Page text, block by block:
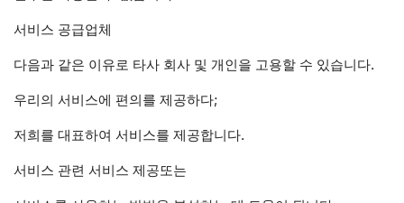
서비스 공급업체
다음과 같은 이유로 타사 회사 및 개인을 고용할 수 있습니다.
우리의 서비스에 편의를 제공하다;
저희를 대표하여 서비스를 제공합니다.
서비스 관련 서비스 제공또는